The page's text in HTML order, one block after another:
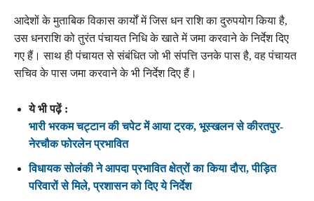
आदेशों के मुताबिक विकास कार्यों में जिस धन राशि का दुरुपयोग किया है,
उस धनराशि को तुरंत पंचायत निधि के खाते में जमा करवाने के निर्देश दिए
गए हैं। साथ ही पंचायत से संबंधित जो भी संपत्ति उनके पास है, वह पंचायत
सचिव के पास जमा करवाने के भी निर्देश दिए हैं।
ये भी पढ़ें :
भारी भरकम चट्टान की चपेट में आया ट्रक, भूस्खलन से कीरतपुर-
नेरचौक फोरलेन प्रभावित
विधायक सोलंकी ने आपदा प्रभावित क्षेत्रों का किया दौरा, पीड़ित
परिवारों से मिले, प्रशासन को दिए ये निर्देश